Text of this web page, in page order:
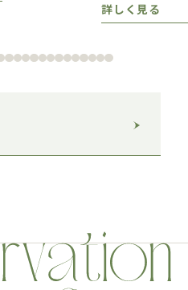
詳しく見る